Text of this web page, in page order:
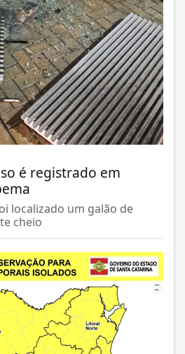
é registrado em
localizado um galão de
cheio